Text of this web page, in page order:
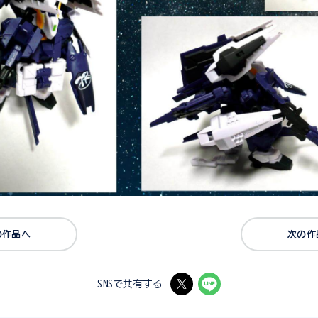
作品へ 次の作
SNSで共有する